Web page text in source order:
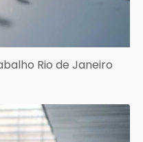
Rio de Janeiro